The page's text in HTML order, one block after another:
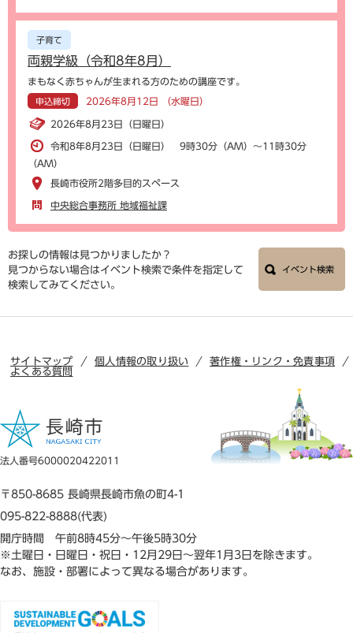
子育て
両親学級（令和8年8月）
まもなく赤ちゃんが生まれる方のための講座です。
申込締切 2026年8月12日 （水曜日）
2026年8月23日（日曜日）
令和8年8月23日（日曜日） 9時30分（AM）～11時30分
（AM）
長崎市役所2階多目的スペース
中央総合事務所 地域福祉課
お探しの情報は見つかりましたか？
見つからない場合はイベント検索で条件を指定して
検索してみてください。
イベント検索
サイトマップ 個人情報の取り扱い
著作権・リンク・免責事項
よくある質問
法人番号6000020422011
〒850-8685 長崎県長崎市魚の町4-1
095-822-8888(代表)
開庁時間 午前8時45分～午後5時30分
※土曜日・日曜日・祝日・12月29日～翌年1月3日を除きます。
なお、施設・部署によって異なる場合があります。